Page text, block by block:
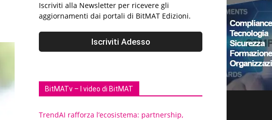
Iscriviti alla Newsletter per ricevere gli
aggiornamenti dai portali di BitMAT Edizioni.
BitMATv – I video di BitMAT
TrendAI rafforza l’ecosistema: partnership,